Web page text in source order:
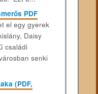
PDF
el egy gyerek
Daisy
családi
senki
(PDF,